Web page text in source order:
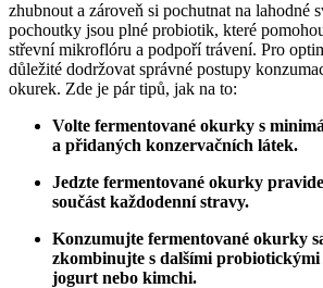
zhubnout a zároveň si pochutnat na lahodné
pochoutky jsou plné probiotik, které
střevní mikroflóru a podpoří trávení. Pro
důležité dodržovat správné postupy
okurek. Zde je pár tipů, jak na to:
Volte fermentované okurky s
a přidaných konzervačních látek.
Jedzte fermentované okurky
součást každodenní stravy.
Konzumujte fermentované okurky
zkombinujte s dalšími
jogurt nebo kimchi.